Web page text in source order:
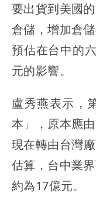
要出貨到美國
倉儲，增加倉
預估在台中的
元的影響。
盧秀燕表示，
本」，原本應
現在轉由台灣
估算，台中業
約為17億元。